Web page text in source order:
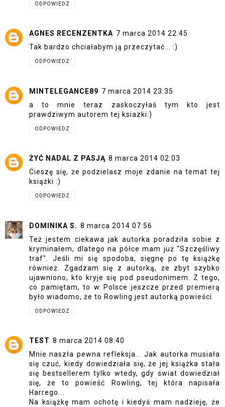
ODPOWIEDZ
AGNES RECENZENTKA 7 marca 2014 22:45
Tak bardzo chciałabym ją przeczytać... :)
ODPOWIEDZ
MINTELEGANCE89 7 marca 2014 23:35
a to mnie teraz zaskoczyłaś tym kto jest
prawdziwym autorem tej ksiazki:)
ODPOWIEDZ
ŻYĆ NADAL Z PASJĄ 8 marca 2014 02:03
Cieszę się, że podzielasz moje zdanie na temat tej
książki :)
ODPOWIEDZ
DOMINIKA S. 8 marca 2014 07:56
Też jestem ciekawa jak autorka poradziła sobie z
kryminałem, dlatego na półce mam już "Szczęśliwy
traf". Jeśli mi się spodoba, sięgnę po tę książkę
również. Zgadzam się z autorką, że zbyt szybko
ujawniono, kto kryje się pod pseudonimem. Z tego,
co pamiętam, to w Polsce jeszcze przed premierą
było wiadomo, że to Rowling jest autorką powieści.
ODPOWIEDZ
TEST 8 marca 2014 08:40
Mnie naszła pewna refleksja... Jak autorka musiała
się czuć, kiedy dowiedziała się, że jej książka stała
się bestsellerem tylko wtedy, gdy świat dowiedział
się, że to powieść Rowling, tej która napisała
Harrego...
Na książkę mam ochotę i kiedyś mam nadzieję, że